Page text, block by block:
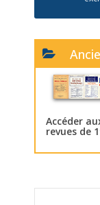
Accéder
revues de